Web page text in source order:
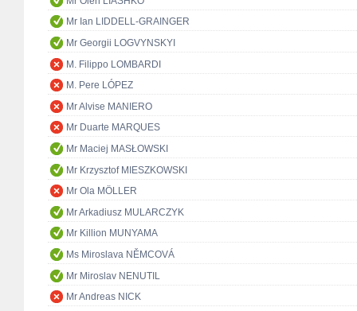
Mr Ian LIDDELL-GRAINGER
Mr Georgii LOGVYNSKYI
M. Filippo LOMBARDI
M. Pere LÓPEZ
Mr Alvise MANIERO
Mr Duarte MARQUES
Mr Maciej MASŁOWSKI
Mr Krzysztof MIESZKOWSKI
Mr Ola MÖLLER
Mr Arkadiusz MULARCZYK
Mr Killion MUNYAMA
Ms Miroslava NĚMCOVÁ
Mr Miroslav NENUTIL
Mr Andreas NICK